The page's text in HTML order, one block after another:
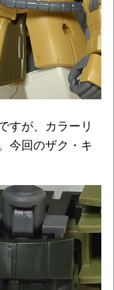
すが、カラーリ
今回のザク・キ